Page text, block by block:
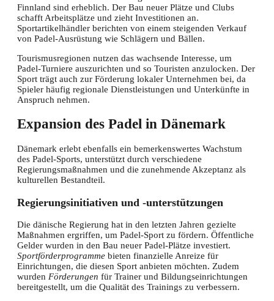
Finnland sind erheblich. Der Bau neuer Plätze und Clubs
schafft Arbeitsplätze und zieht Investitionen an.
Sportartikelhändler berichten von einem steigenden Verkauf
von Padel-Ausrüstung wie Schlägern und Bällen.
Tourismusregionen nutzen das wachsende Interesse, um
Padel-Turniere auszurichten und so Touristen anzulocken. Der
Sport trägt auch zur Förderung lokaler Unternehmen bei, da
Spieler häufig regionale Dienstleistungen und Unterkünfte in
Anspruch nehmen.
Expansion des Padel in Dänemark
Dänemark erlebt ebenfalls ein bemerkenswertes Wachstum
des Padel-Sports, unterstützt durch verschiedene
Regierungsmaßnahmen und die zunehmende Akzeptanz als
kulturellen Bestandteil.
Regierungsinitiativen und -unterstützungen
Die dänische Regierung hat in den letzten Jahren gezielte
Maßnahmen ergriffen, um Padel-Sport zu fördern. Öffentliche
Gelder wurden in den Bau neuer Padel-Plätze investiert.
Sportförderprogramme bieten finanzielle Anreize für
Einrichtungen, die diesen Sport anbieten möchten. Zudem
wurden Förderungen für Trainer und Bildungseinrichtungen
bereitgestellt, um die Qualität des Trainings zu verbessern.